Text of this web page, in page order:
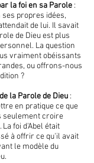
la foi en sa Parole :
propres idées,
de lui. Il savait
de Dieu est plus
La question
vraiment obéissants
ou offrons-nous
?
la Parole de Dieu :
en pratique ce que
seulement croire
foi d'Abel était
à offrir ce qu'il avait
le modèle du